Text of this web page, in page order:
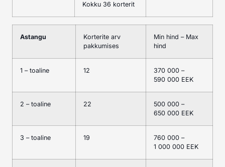
Kokku 36 korterit
Astangu
Korterite arv
pakkumises
Min hind – Max
hind
1 – toaline 12
370 000 –
590 000 EEK
2 – toaline 22
500 000 –
650 000 EEK
3 – toaline 19
760 000 –
1 000 000 EEK